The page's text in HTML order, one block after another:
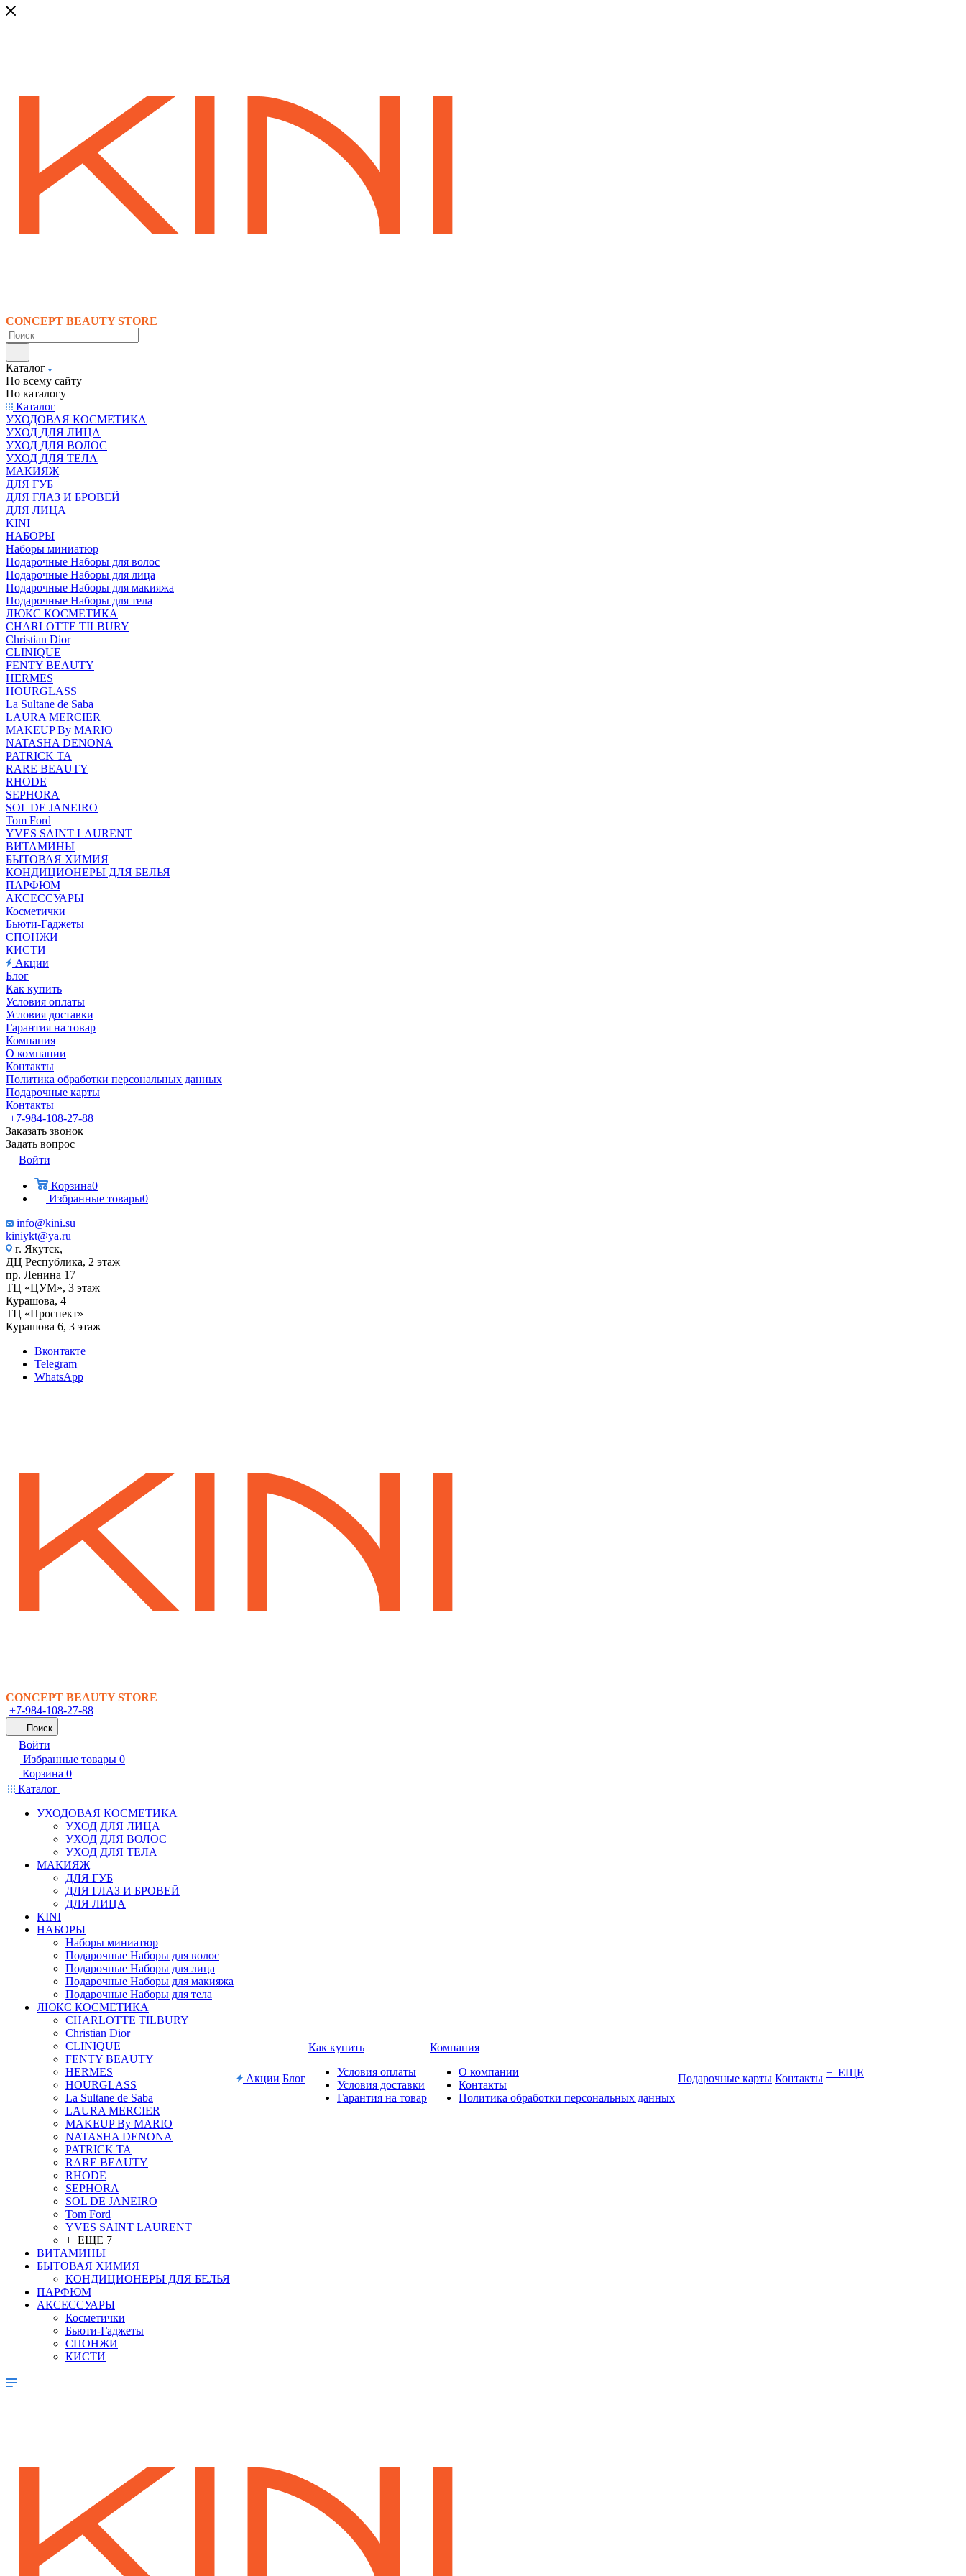
CONCEPT BEAUTY STORE
Каталог
По всему сайту
По каталогу
Каталог
УХОДОВАЯ КОСМЕТИКА
УХОД ДЛЯ ЛИЦА
УХОД ДЛЯ ВОЛОС
УХОД ДЛЯ ТЕЛА
МАКИЯЖ
ДЛЯ ГУБ
ДЛЯ ГЛАЗ И БРОВЕЙ
ДЛЯ ЛИЦА
KINI
НАБОРЫ
Наборы миниатюр
Подарочные Наборы для волос
Подарочные Наборы для лица
Подарочные Наборы для макияжа
Подарочные Наборы для тела
ЛЮКС КОСМЕТИКА
CHARLOTTE TILBURY
Christian Dior
CLINIQUE
FENTY BEAUTY
HERMES
HOURGLASS
La Sultane de Saba
LAURA MERCIER
MAKEUP By MARIO
NATASHA DENONA
PATRICK TA
RARE BEAUTY
RHODE
SEPHORA
SOL DE JANEIRO
Tom Ford
YVES SAINT LAURENT
ВИТАМИНЫ
БЫТОВАЯ ХИМИЯ
КОНДИЦИОНЕРЫ ДЛЯ БЕЛЬЯ
ПАРФЮМ
АКСЕССУАРЫ
Косметички
Бьюти-Гаджеты
СПОНЖИ
КИСТИ
Акции
Блог
Как купить
Условия оплаты
Условия доставки
Гарантия на товар
Компания
О компании
Контакты
Политика обработки персональных данных
Подарочные карты
Контакты
+7-984-108-27-88
Заказать звонок
Задать вопрос
Войти
Корзина0
Избранные товары0
info@kini.su
kiniykt@ya.ru
г. Якутск, ​‌
ДЦ Республика, 2 этаж
‌‌пр. Ленина 17
‌ТЦ «ЦУМ», 3 этаж
‌Курашова, 4
ТЦ «Проспект»
Курашова 6, 3 этаж
Вконтакте
Telegram
WhatsApp
CONCEPT BEAUTY STORE
+7-984-108-27-88
Поиск
Войти
Избранные товары 0
Корзина 0
Каталог
УХОДОВАЯ КОСМЕТИКА
УХОД ДЛЯ ЛИЦА
УХОД ДЛЯ ВОЛОС
УХОД ДЛЯ ТЕЛА
МАКИЯЖ
ДЛЯ ГУБ
ДЛЯ ГЛАЗ И БРОВЕЙ
ДЛЯ ЛИЦА
KINI
НАБОРЫ
Наборы миниатюр
Подарочные Наборы для волос
Подарочные Наборы для лица
Подарочные Наборы для макияжа
Подарочные Наборы для тела
ЛЮКС КОСМЕТИКА
CHARLOTTE TILBURY
Christian Dior
CLINIQUE
FENTY BEAUTY
HERMES
HOURGLASS
La Sultane de Saba
LAURA MERCIER
MAKEUP By MARIO
NATASHA DENONA
PATRICK TA
RARE BEAUTY
RHODE
SEPHORA
SOL DE JANEIRO
Tom Ford
YVES SAINT LAURENT
+ ЕЩЕ 7
ВИТАМИНЫ
БЫТОВАЯ ХИМИЯ
КОНДИЦИОНЕРЫ ДЛЯ БЕЛЬЯ
ПАРФЮМ
АКСЕССУАРЫ
Косметички
Бьюти-Гаджеты
СПОНЖИ
КИСТИ
Акции Блог
Как купить
Условия оплаты
Условия доставки
Гарантия на товар
Компания
О компании
Контакты
Политика обработки персональных данных
Подарочные карты Контакты + ЕЩЕ